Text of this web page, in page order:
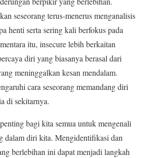
seseorang terus-menerus menganalisis
henti serta sering kali berfokus pada
itu, insecure lebih berkaitan
diri yang biasanya berasal dari
meninggalkan kesan mendalam.
cara seseorang memandang diri
di sekitarnya.
bagi kita semua untuk mengenali
dalam diri kita. Mengidentifikasi dan
berlebihan ini dapat menjadi langkah